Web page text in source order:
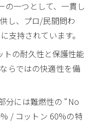
の一つとして、一貫し
し、プロ/民間問わ
支持されています。
トの耐久性と保護性能
らではの快適性を備
分には難燃性の “No
/ コットン 60%の特